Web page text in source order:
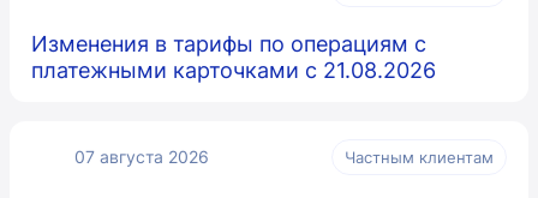
Изменения в тарифы по операциям с
платежными карточками с 21.08.2026
07 августа 2026 Частным клиентам